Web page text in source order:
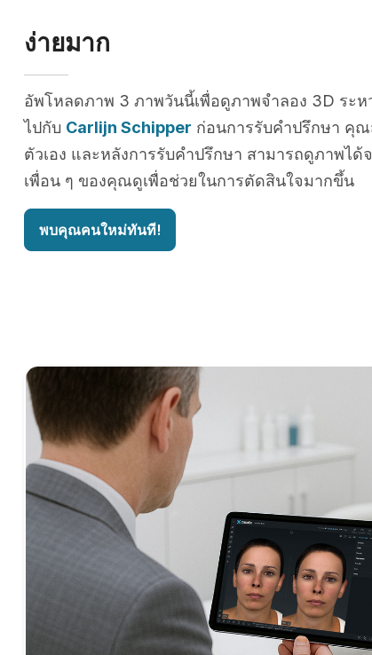
ง่ายมาก
อัพโหลดภาพ 3 ภาพวันนี้เพื่อดูภาพจำลอง 3D ระ
ไปกับ Carlijn Schipper ก่อนการรับคำปรึกษา คุ
ตัวเอง และหลังการรับคำปรึกษา สามารถดูภาพไ
เพื่อน ๆ ของคุณดูเพื่อช่วยในการตัดสินใจมากขึ้น
พบคุณคนใหม่ทันที!